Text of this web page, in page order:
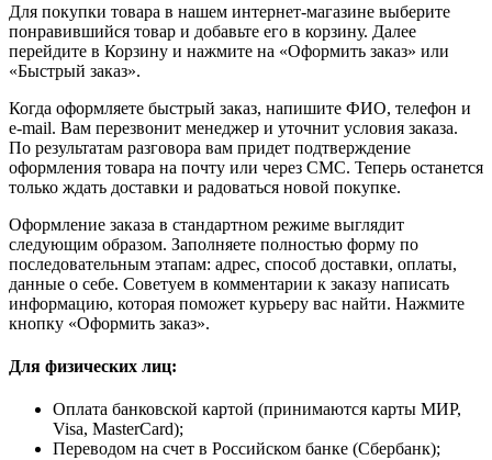
Для покупки товара в нашем интернет-магазине выберите
понравившийся товар и добавьте его в корзину. Далее
перейдите в Корзину и нажмите на «Оформить заказ» или
«Быстрый заказ».
Когда оформляете быстрый заказ, напишите ФИО, телефон и
e-mail. Вам перезвонит менеджер и уточнит условия заказа.
По результатам разговора вам придет подтверждение
оформления товара на почту или через СМС. Теперь останется
только ждать доставки и радоваться новой покупке.
Оформление заказа в стандартном режиме выглядит
следующим образом. Заполняете полностью форму по
последовательным этапам: адрес, способ доставки, оплаты,
данные о себе. Советуем в комментарии к заказу написать
информацию, которая поможет курьеру вас найти. Нажмите
кнопку «Оформить заказ».
Для физических лиц:
Оплата банковской картой (принимаются карты МИР,
Visa, MasterCard);
Переводом на счет в Российском банке (Сбербанк);